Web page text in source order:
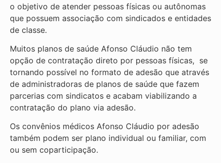
o objetivo de atender pessoas físicas ou autônomas
que possuem associação com sindicados e entidades
de classe.
Muitos planos de saúde Afonso Cláudio não tem
opção de contratação direto por pessoas físicas, se
tornando possível no formato de adesão que através
de administradoras de planos de saúde que fazem
parcerias com sindicatos e acabam viabilizando a
contratação do plano via adesão.
Os convênios médicos Afonso Cláudio por adesão
também podem ser plano individual ou familiar, com
ou sem coparticipação.